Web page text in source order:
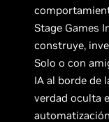
Stage Games
construye,
Solo o con
IA al borde de
verdad oculta